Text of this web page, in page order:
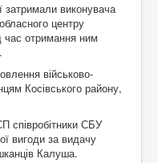
затримали виконувача
центру
час отримання ним
військово-
Косівського району,
співробітники СБУ
вигоди за видачу
Калуша.